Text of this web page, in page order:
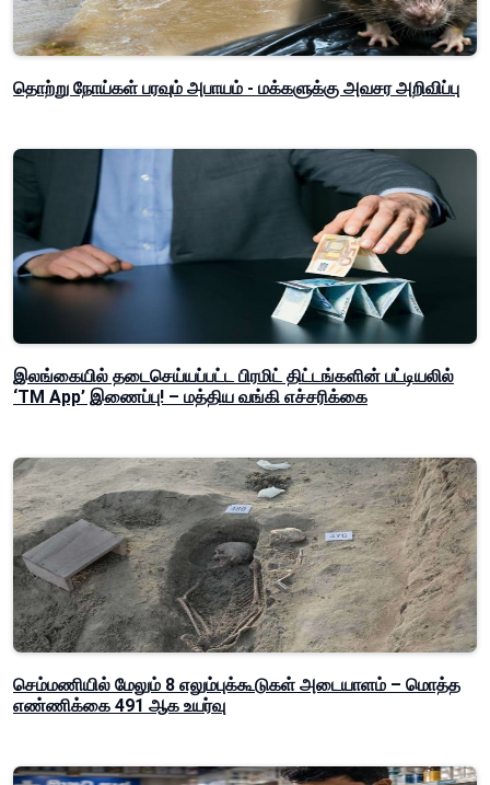
தொற்று நோய்கள் பரவும் அபாயம் - மக்களுக்கு அவசர அறிவிப்பு
இலங்கையில் தடைசெய்யப்பட்ட பிரமிட் திட்டங்களின் பட்டியலில்
‘TM App’ இணைப்பு! – மத்திய வங்கி எச்சரிக்கை
செம்மணியில் மேலும் 8 எலும்புக்கூடுகள் அடையாளம் – மொத்த
எண்ணிக்கை 491 ஆக உயர்வு